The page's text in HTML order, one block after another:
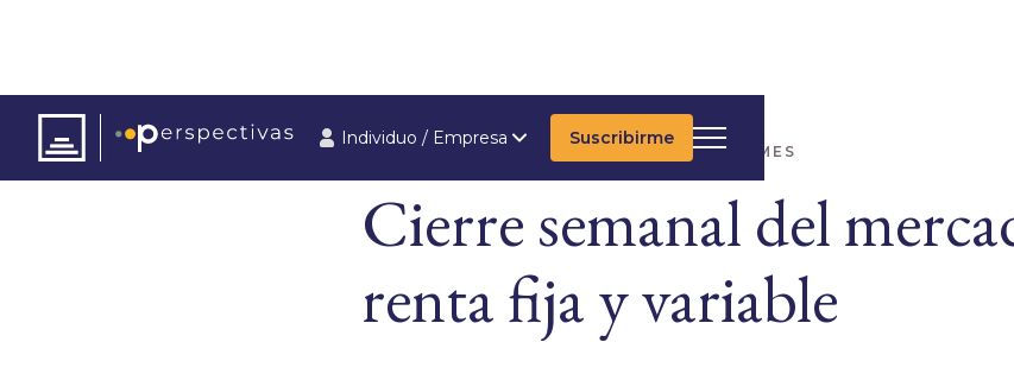
Individuo / Empresa Suscribirme
ARTÍCULOS INFORMES
Cierre semanal del
renta fija y variable